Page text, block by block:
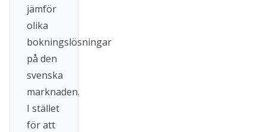
jämför
olika
bokningslösningar
på den
svenska
marknaden.
I stället
för att